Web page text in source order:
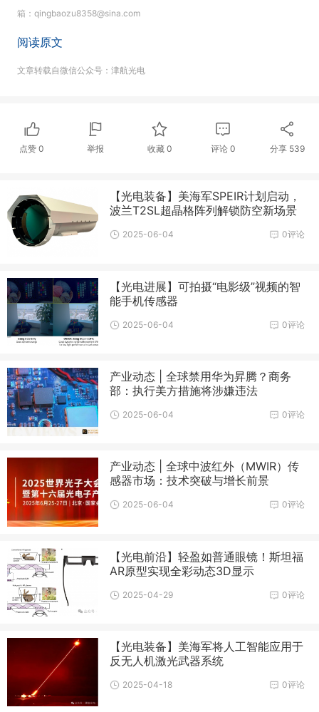
箱：qingbaozu8358@sina.com
阅读原文
文章转载自微信公众号：津航光电
点赞0 举报 收藏 0 评论0 分享 539
【光电装备】美海军SPEIR计划启动，
波兰T2SL超晶格阵列解锁防空新场景
0评论
2025-06-04
【光电进展】可拍摄“电影级”视频的智
能手机传感器
0评论
2025-06-04
产业动态 | 全球禁用华为昇腾？商务
部：执行美方措施将涉嫌违法
0评论
2025-06-04
产业动态 | 全球中波红外（MWIR）传
感器市场：技术突破与增长前景
0评论
2025-06-04
【光电前沿】轻盈如普通眼镜！斯坦福
AR原型实现全彩动态3D显示
0评论
2025-04-29
【光电装备】美海军将人工智能应用于
反无人机激光武器系统
0评论
2025-04-18